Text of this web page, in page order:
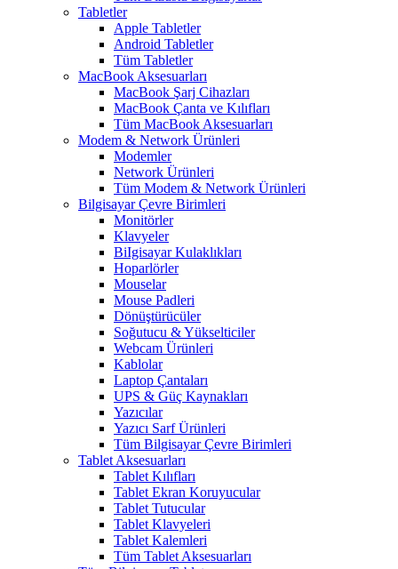
Tabletler
Apple Tabletler
Android Tabletler
Tüm Tabletler
MacBook Aksesuarları
MacBook Şarj Cihazları
MacBook Çanta ve Kılıfları
Tüm MacBook Aksesuarları
Modem & Network Ürünleri
Modemler
Network Ürünleri
Tüm Modem & Network Ürünleri
Bilgisayar Çevre Birimleri
Monitörler
Klavyeler
BiIgisayar Kulaklıkları
Hoparlörler
Mouselar
Mouse Padleri
Dönüştürücüler
Soğutucu & Yükselticiler
Webcam Ürünleri
Kablolar
Laptop Çantaları
UPS & Güç Kaynakları
Yazıcılar
Yazıcı Sarf Ürünleri
Tüm Bilgisayar Çevre Birimleri
Tablet Aksesuarları
Tablet Kılıfları
Tablet Ekran Koruyucular
Tablet Tutucular
Tablet Klavyeleri
Tablet Kalemleri
Tüm Tablet Aksesuarları